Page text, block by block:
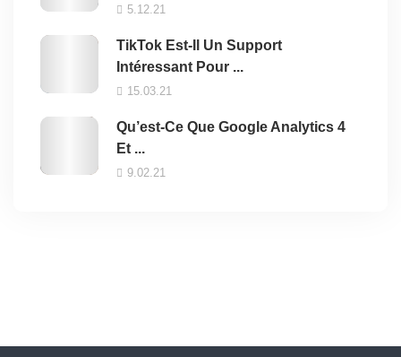
5.12.21
TikTok Est-Il Un Support
Intéressant Pour ...
15.03.21
Qu’est-Ce Que Google Analytics 4
Et ...
9.02.21